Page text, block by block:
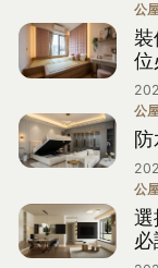
公
位
公
公
選
必